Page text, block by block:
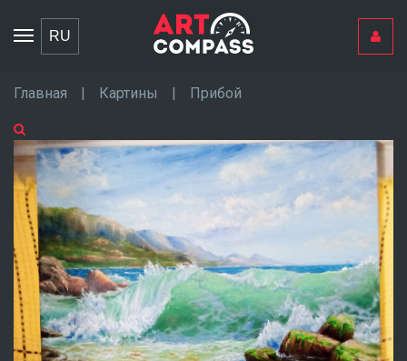
Toggle
navigation
RU
Главная | Картины | Прибой